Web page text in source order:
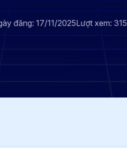
đăng: 17/11/2025Lượt xem: 315